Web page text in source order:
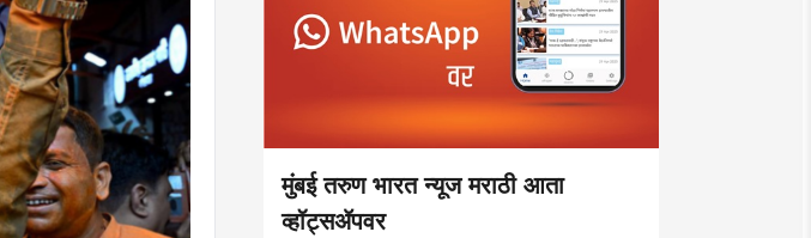
मुंबई तरुण भारत न्यूज मराठी आता
व्हॉट्सॲपवर